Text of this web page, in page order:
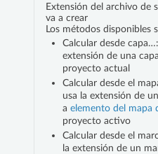
Extensión del archivo de
va a crear
Los métodos disponibles
Calcular desde
extensión de una
proyecto actual
Calcular desde el
usa la extensión de
a elemento del mapa
proyecto activo
Calcular desde el
la extensión de un